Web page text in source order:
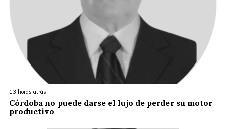
13 horas atrás
Córdoba no puede darse el lujo de perder su motor
productivo